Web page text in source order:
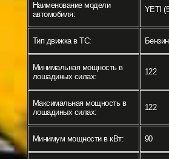
Наименование модели
автомобиля:
YETI
Тип движка в ТС:
Минимальная мощность в
лошадиных силах:
122
Максимальная мощность в
лошадиных силах:
122
Минимум мощности в кВт: 90